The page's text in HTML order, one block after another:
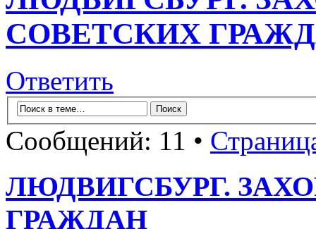
СОВЕТСКИХ
Ответить
Сообщений: 11 •
ЛЮДВИГСБУРГ.
ГРАЖДАН